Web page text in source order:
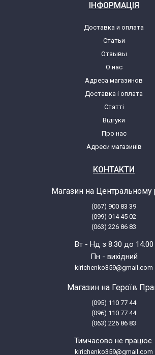
ІНФОРМАЦІЯ
Доставка и оплата
Статьи
Отзывы
О нас
Адреса магазинов
Доставка і оплата
Статті
Відгуки
Про нас
Адреси магазинів
КОНТАКТИ
Магазин на Центральному
(067) 900 83 39
(099) 014 45 02
(063) 226 86 83
Вт - Нд з 8:30 до 14:00
Пн - вихідний
kirichenko359@gmail.com
Магазин на Героїв
(095) 110 77 44
(096) 110 77 44
(063) 226 86 83
Тимчасово не працює.
kirichenko359@gmail.com